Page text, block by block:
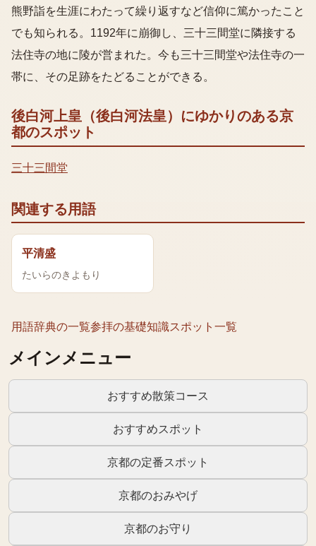
メインメニュー
おすすめ散策コース
おすすめスポット
京都の定番スポット
京都のおみやげ
京都のお守り
熊野詣を生涯にわたって繰り返すなど信仰に篤かったこと
でも知られる。1192年に崩御し、三十三間堂に隣接する
法住寺の地に陵が営まれた。今も三十三間堂や法住寺の一
帯に、その足跡をたどることができる。
後白河上皇（後白河法皇） にゆかりのある京
都のスポット
三十三間堂
関連する用語
平清盛
たいらのきよもり
用語辞典の一覧参拝の基礎知識スポット一覧